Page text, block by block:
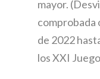
mayor.
comprobada
de 2022
los XXI